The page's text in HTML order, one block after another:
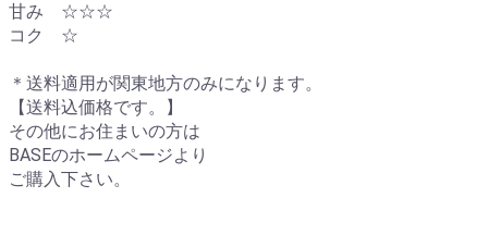
甘み ☆☆☆
コク ☆
＊送料適用が関東地方のみになります。
【送料込価格です。】
その他にお住まいの方は
BASEのホームページより
ご購入下さい。